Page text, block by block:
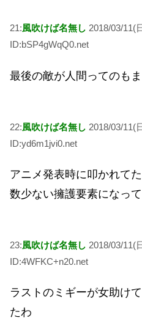
21:風吹けば名無し 2018/03/11(
ID:bSP4gWqQ0.net
最後の敵が人間ってのも
22:風吹けば名無し 2018/03/11(
ID:yd6m1jvi0.net
アニメ発表時に叩かれて
数少ない擁護要素になっ
23:風吹けば名無し 2018/03/11(
ID:4WFKC+n20.net
ラストのミギーが女助け
たわ